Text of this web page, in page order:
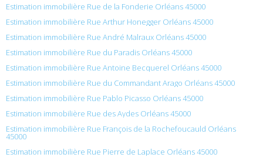
Estimation immobilière Rue de la Fonderie Orléans 45000
Estimation immobilière Rue Arthur Honegger Orléans 45000
Estimation immobilière Rue André Malraux Orléans 45000
Estimation immobilière Rue du Paradis Orléans 45000
Estimation immobilière Rue Antoine Becquerel Orléans 45000
Estimation immobilière Rue du Commandant Arago Orléans 45000
Estimation immobilière Rue Pablo Picasso Orléans 45000
Estimation immobilière Rue des Aydes Orléans 45000
Estimation immobilière Rue François de la Rochefoucauld Orléans
45000
Estimation immobilière Rue Pierre de Laplace Orléans 45000